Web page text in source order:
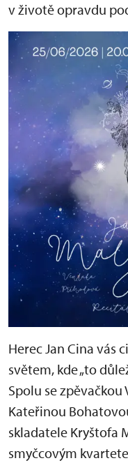
v životě opravdu
Herec Jan Cina vás
světem, kde „to
Spolu se
Kateřinou
skladatele Kryštofa
smyčcovým